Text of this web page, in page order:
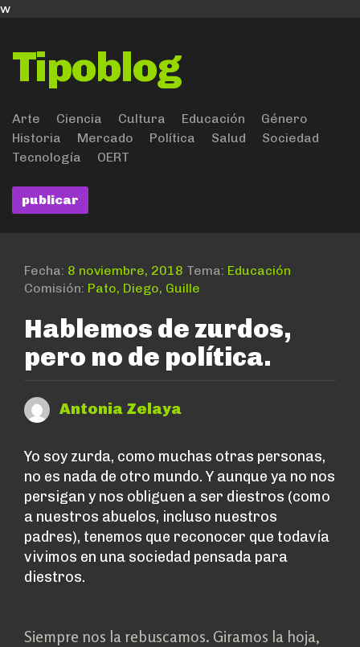
w
Tipoblog
Arte Ciencia Cultura Educación
Género
Historia
Mercado Política Salud
Sociedad
Tecnología
OERT
publicar
Fecha: 8 noviembre, 2018 Tema: Educación
Comisión: Pato, Diego, Guille
Hablemos de zurdos,
pero no de política.
Antonia Zelaya
Yo soy zurda, como muchas otras personas,
no es nada de otro mundo. Y aunque ya no nos
persigan y nos obliguen a ser diestros (como
a nuestros abuelos, incluso nuestros
padres), tenemos que reconocer que todavía
vivimos en una sociedad pensada para
diestros.
Siempre nos la rebuscamos. Giramos la hoja,